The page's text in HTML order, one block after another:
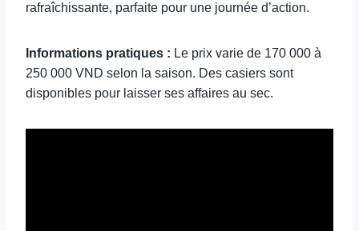
rafraîchissante, parfaite pour une journée d’action.
Informations pratiques : Le prix varie de 170 000 à
250 000 VND selon la saison. Des casiers sont
disponibles pour laisser ses affaires au sec.